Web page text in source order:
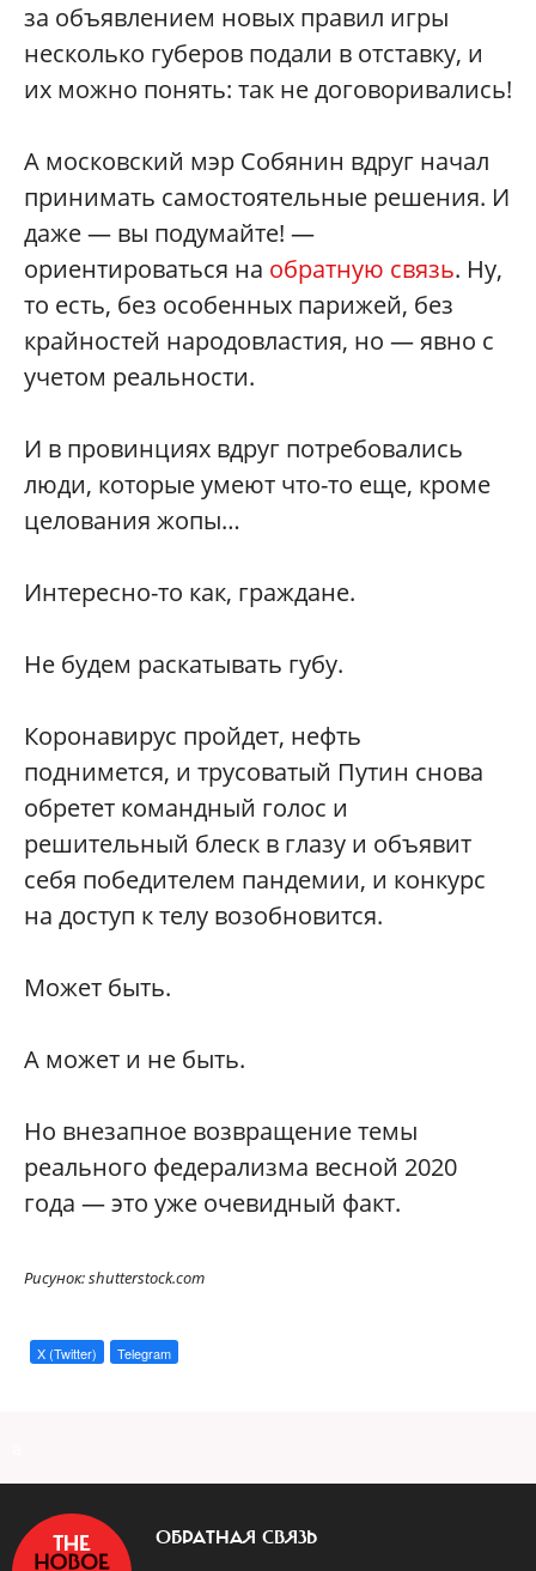
за объявлением новых правил игры
несколько губеров подали в отставку, и
их можно понять: так не договоривались!
А московский мэр Собянин вдруг начал
принимать самостоятельные решения. И
даже — вы подумайте! —
ориентироваться на обратную связь. Ну,
то есть, без особенных парижей, без
крайностей народовластия, но — явно с
учетом реальности.
И в провинциях вдруг потребовались
люди, которые умеют что-то еще, кроме
целования жопы…
Интересно-то как, граждане.
Не будем раскатывать губу.
Коронавирус пройдет, нефть
поднимется, и трусоватый Путин снова
обретет командный голос и
решительный блеск в глазу и объявит
себя победителем пандемии, и конкурс
на доступ к телу возобновится.
Может быть.
А может и не быть.
Но внезапное возвращение темы
реального федерализма весной 2020
года — это уже очевидный факт.
Рисунок: shutterstock.com
X (Twitter) Telegram
ОБРАТНАЯ СВЯЗЬ